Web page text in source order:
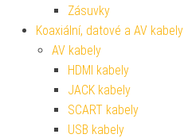
Zásuvky
Koaxiální, datové a AV kabely
AV kabely
HDMI kabely
JACK kabely
SCART kabely
USB kabely